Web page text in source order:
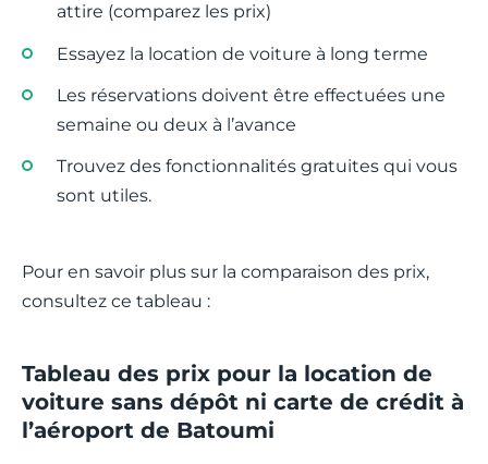
attire (comparez les prix)
Essayez la location de voiture à long terme
Les réservations doivent être effectuées une
semaine ou deux à l’avance
Trouvez des fonctionnalités gratuites qui vous
sont utiles.
Pour en savoir plus sur la comparaison des prix,
consultez ce tableau :
Tableau des prix pour la location de
voiture sans dépôt ni carte de crédit à
l’aéroport de Batoumi